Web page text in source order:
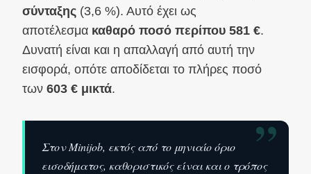
σύνταξης (3,6 %). Αυτό έχει ως
αποτέλεσμα καθαρό ποσό περίπου 581 €.
Δυνατή είναι και η απαλλαγή από αυτή την
εισφορά, οπότε αποδίδεται το πλήρες ποσό
των 603 € μικτά.
”
Στον Minijob, εκτός από το μηνιαίο όριο
εισοδήματος, καθοριστικός είναι και ο τρόπος